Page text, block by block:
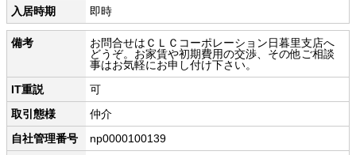
入居時期
即時
備考
お問合せはＣＬＣコーポレーション日暮里支店へ
どうぞ。お家賃や初期費用の交渉、その他ご相談
事はお気軽にお申し付け下さい。
IT重説
可
取引態様
仲介
自社管理番号
np0000100139